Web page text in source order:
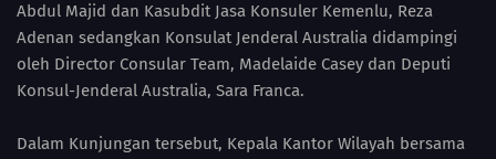
Abdul Majid dan Kasubdit Jasa Konsuler Kemenlu, Reza
Adenan sedangkan Konsulat Jenderal Australia didampingi
oleh Director Consular Team, Madelaide Casey dan Deputi
Konsul-Jenderal Australia, Sara Franca.
Dalam Kunjungan tersebut, Kepala Kantor Wilayah bersama